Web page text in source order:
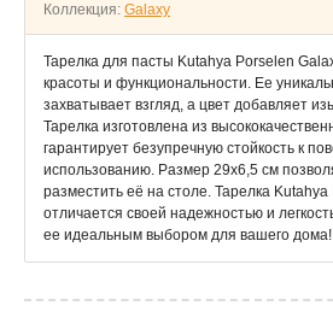
Коллекция: Galaxy
Тарелка для пасты Kutahya Porselen
красоты и функциональности. Ее
захватывает взгляд, а цвет добавляет
Тарелка изготовлена из
гарантирует безупречную стойкость к
использованию. Размер 29x6,5 см
разместить её на столе. Тарелка
отличается своей надежностью и
ее идеальным выбором для вашего дома!